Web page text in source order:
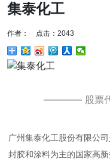
集泰化工
作者： 点击：2043
———— 股票
广州集泰化工股份有限公
封胶和涂料为主的国家高